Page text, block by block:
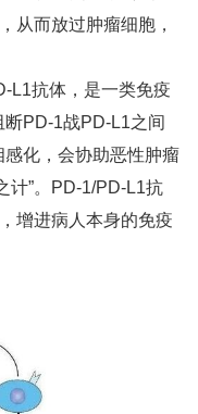
从而放过肿瘤细胞，
L1抗体，是一类免疫
PD-1战PD-L1之间
化，会协助恶性肿瘤
计”。PD-1/PD-L1抗
增进病人本身的免疫